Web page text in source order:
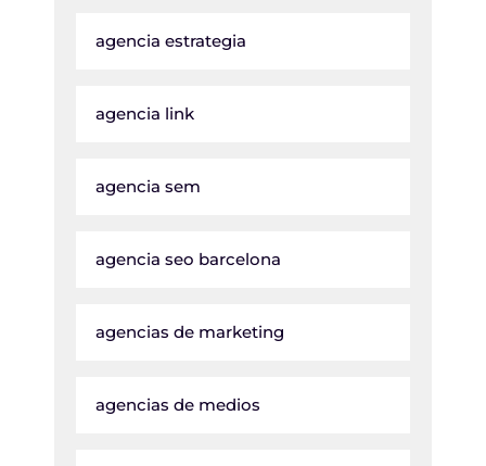
agencia estrategia
agencia link
agencia sem
agencia seo barcelona
agencias de marketing
agencias de medios